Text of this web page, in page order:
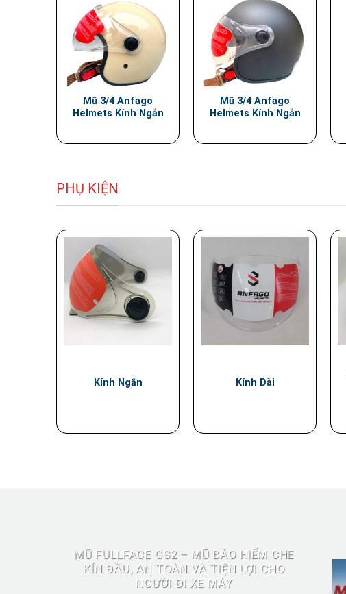
Mũ 3/4 Anfago
Helmets Kính Ngắn
Mũ 3/4 Anfago
Helmets Kính Ngắn
PHỤ KIỆN
Kính Ngắn Kính Dài
MŨ FULLFACE GS2 – MŨ BẢO HIỂM CHE
KÍN ĐẦU, AN TOÀN VÀ TIỆN LỢI CHO
NGƯỜI ĐI XE MÁY